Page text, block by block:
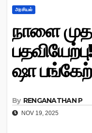
அரசியல்
நாளை
ஷா
By RENGANATHAN P
NOV 19, 2025